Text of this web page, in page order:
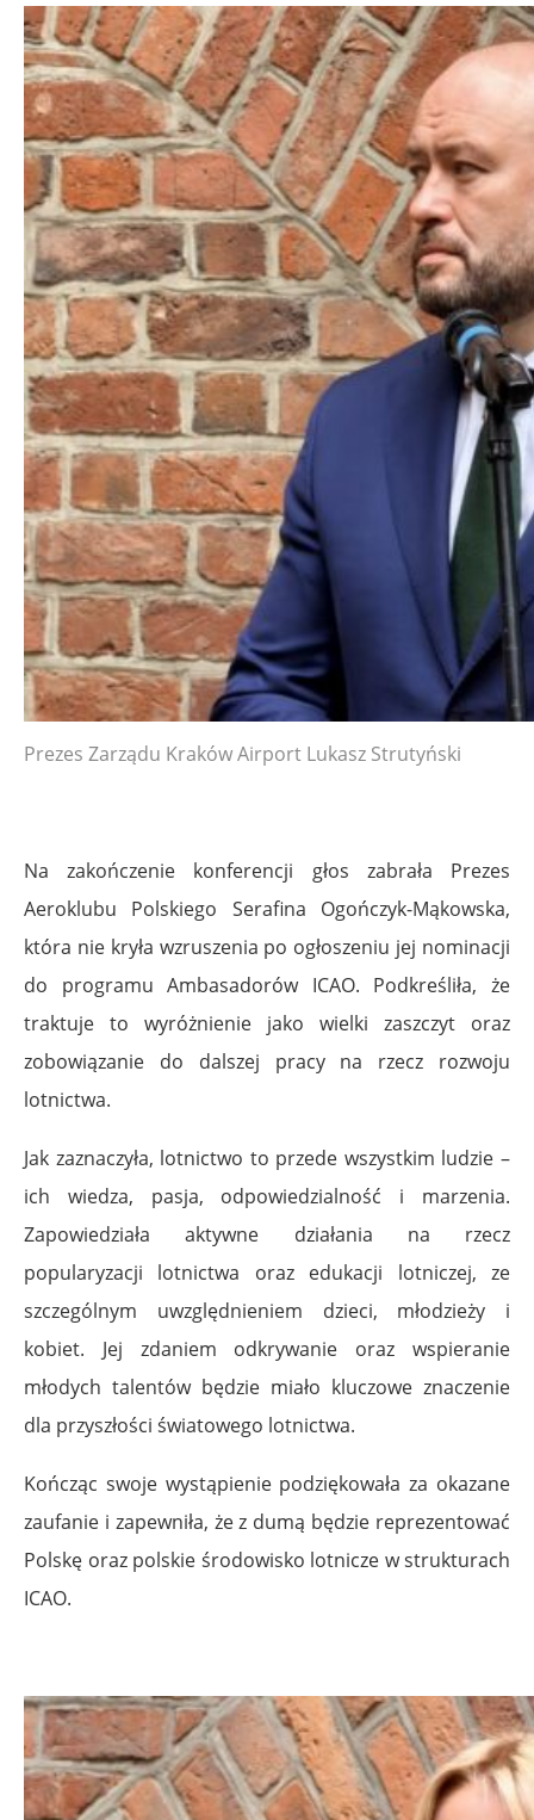
Prezes Zarządu Kraków Airport Lukasz Strutyński
Na zakończenie konferencji głos zabrała Prezes
Aeroklubu Polskiego Serafina Ogończyk-Mąkowska,
która nie kryła wzruszenia po ogłoszeniu jej nominacji
do programu Ambasadorów ICAO. Podkreśliła, że
traktuje to wyróżnienie jako wielki zaszczyt oraz
zobowiązanie do dalszej pracy na rzecz rozwoju
lotnictwa.
Jak zaznaczyła, lotnictwo to przede wszystkim ludzie –
ich wiedza, pasja, odpowiedzialność i marzenia.
Zapowiedziała aktywne działania na rzecz
popularyzacji lotnictwa oraz edukacji lotniczej, ze
szczególnym uwzględnieniem dzieci, młodzieży i
kobiet. Jej zdaniem odkrywanie oraz wspieranie
młodych talentów będzie miało kluczowe znaczenie
dla przyszłości światowego lotnictwa.
Kończąc swoje wystąpienie podziękowała za okazane
zaufanie i zapewniła, że z dumą będzie reprezentować
Polskę oraz polskie środowisko lotnicze w strukturach
ICAO.